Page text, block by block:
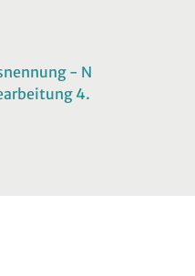
- N
4.